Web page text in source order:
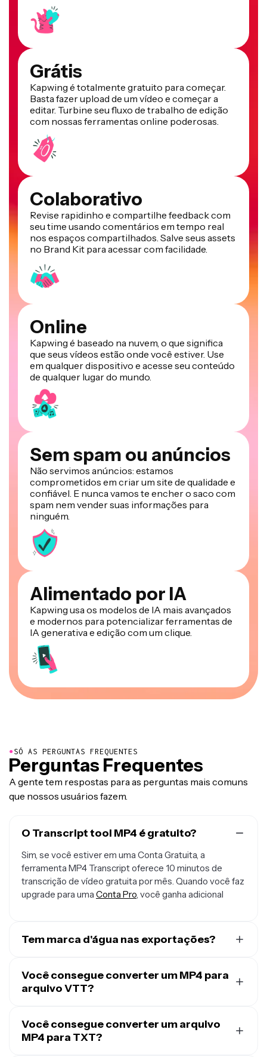
Grátis
Kapwing é totalmente gratuito para começar.
Basta fazer upload de um vídeo e começar a
editar. Turbine seu fluxo de trabalho de edição
com nossas ferramentas online poderosas.
Colaborativo
Revise rapidinho e compartilhe feedback com
seu time usando comentários em tempo real
nos espaços compartilhados. Salve seus assets
no Brand Kit para acessar com facilidade.
Online
Kapwing é baseado na nuvem, o que significa
que seus vídeos estão onde você estiver. Use
em qualquer dispositivo e acesse seu conteúdo
de qualquer lugar do mundo.
Sem spam ou anúncios
Não servimos anúncios: estamos
comprometidos em criar um site de qualidade e
confiável. E nunca vamos te encher o saco com
spam nem vender suas informações para
ninguém.
Alimentado por IA
Kapwing usa os modelos de IA mais avançados
e modernos para potencializar ferramentas de
IA generativa e edição com um clique.
●SÓ AS PERGUNTAS FREQUENTES
Perguntas Frequentes
A gente tem respostas para as perguntas mais comuns
que nossos usuários fazem.
O Transcript tool MP4 é gratuito?
Sim, se você estiver em uma Conta Gratuita, a
ferramenta MP4 Transcript oferece 10 minutos de
transcrição de vídeo gratuita por mês. Quando você faz
upgrade para uma Conta Pro , você ganha adicional
Tem marca d'água nas exportações?
qualquer transcrição que você baixar vai ser em um
arquivo TXT simples sem nenhuma marca d'água. Mas,
vai conter uma marquinha d'água. Depois que você fizer
upgrade pra uma Conta Pro
Você consegue converter um MP4 para
arquivo VTT?
como VTT usando Kapwing. É só fazer upload do seu
MP4, selecionar "Legendas automáticas" na barra de
Você consegue converter um arquivo
MP4 para TXT?